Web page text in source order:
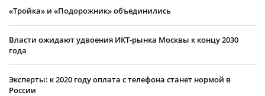
«Тройка» и «Подорожник» объединились
Власти ожидают удвоения ИКТ-рынка Москвы к концу 2030
года
Эксперты: к 2020 году оплата с телефона станет нормой в
России